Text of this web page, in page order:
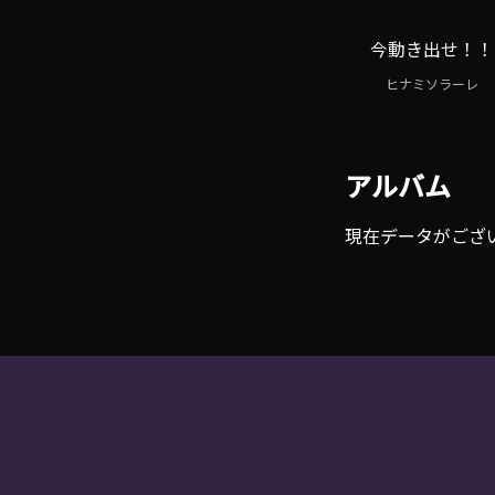
今動き出せ！！
ヒナミソラーレ
アルバム
現在データがござ